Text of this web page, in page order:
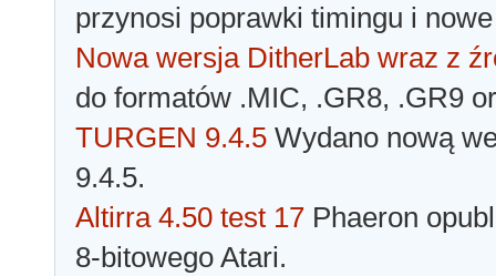
przynosi poprawki timingu i
Nowa wersja DitherLab wraz z
do formatów .MIC, .GR8, .GR9
TURGEN 9.4.5 Wydano nową
9.4.5.
Altirra 4.50 test 17 Phaeron
8-bitowego Atari.